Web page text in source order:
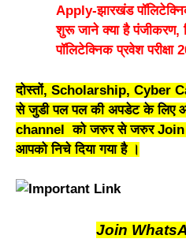
Apply-झारखंड
शुरू जाने क्या है पंजीकरण,
पॉलिटेक्निक प्रवेश
दोस्तों, Scholarship, Cyber
से जुडी पल पल की अपडेट के लिए
channel को जरुर से जरुर Join
आपको निचे दिया गया है ।
Join